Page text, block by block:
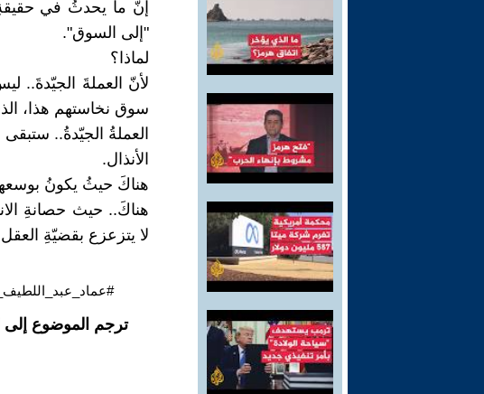
إنّ ما يحدثُ في حقيقةِ
"إلى السوق".
لماذا؟
لأنّ العملةَ الجيّدةَ..
سوق نخاستهم هذا،
العملةُ الجيّدةُ..
الأنذال.
هناكَ حيثُ يكونُ
هناكَ.. حيث حصانةِ
لا يتزعزع بقضيّةِ
ترجم الموضوع